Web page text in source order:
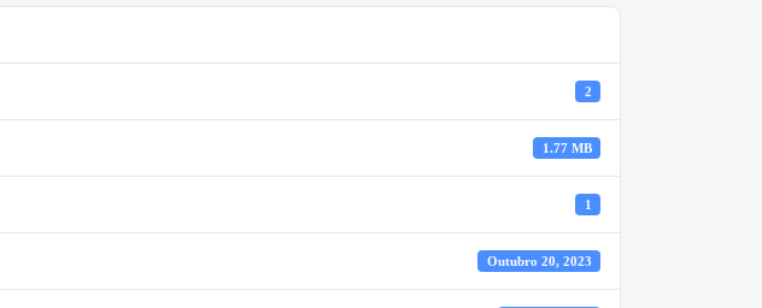
2
1.77 MB
1
Outubro 20, 2023